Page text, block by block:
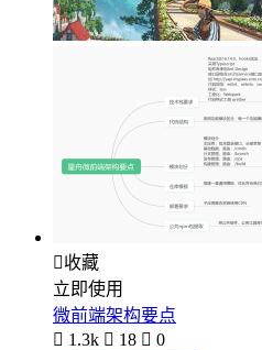
收藏
立即使用
微前端架构要点
 1.3k  18  0